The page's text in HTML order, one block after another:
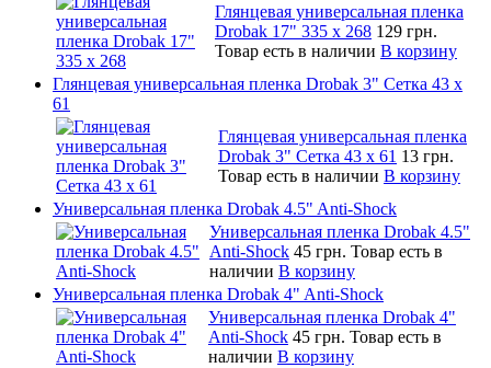
Глянцевая универсальная пленка
Drobak 17" 335 х 268 129 грн.
Товар есть в наличии В корзину
Глянцевая универсальная пленка Drobak 3" Сетка 43 x
61
Глянцевая универсальная пленка
Drobak 3" Сетка 43 x 61 13 грн.
Товар есть в наличии В корзину
Универсальная пленка Drobak 4.5" Anti-Shock
Универсальная пленка Drobak 4.5"
Anti-Shock 45 грн. Товар есть в
наличии В корзину
Универсальная пленка Drobak 4" Anti-Shock
Универсальная пленка Drobak 4"
Anti-Shock 45 грн. Товар есть в
наличии В корзину